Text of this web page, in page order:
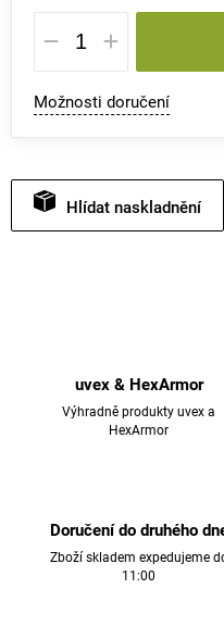
Měrná
cena:
Možnosti doručení
Hlídat
uvex & HexArmor
Výhradně produkty uvex a
HexArmor
Doručení do druhého
Zboží skladem expedujeme
11:00